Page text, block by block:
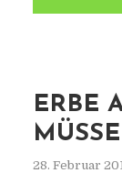
ERBE
28. Februar